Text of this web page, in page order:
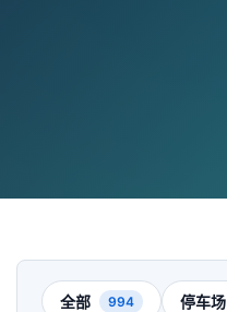
全部 994 停车场